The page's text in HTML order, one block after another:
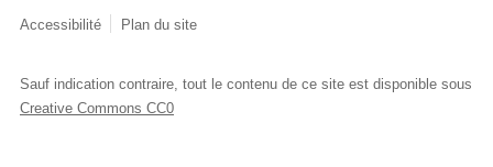
Accessibilité Plan du site
Sauf indication contraire, tout le contenu de ce site est disponible sous
Creative Commons CC0